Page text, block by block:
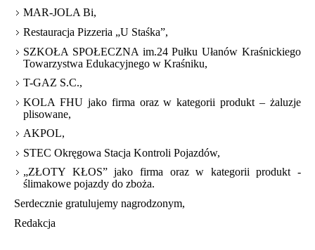
MAR-JOLA Bi,
Restauracja Pizzeria „U Staśka”,
SZKOŁA SPOŁECZNA im.24 Pułku Ułanów Kraśnickiego
Towarzystwa Edukacyjnego w Kraśniku,
T-GAZ S.C.,
KOLA FHU jako firma oraz w kategorii produkt – żaluzje
plisowane,
AKPOL,
STEC Okręgowa Stacja Kontroli Pojazdów,
„ZŁOTY KŁOS” jako firma oraz w kategorii produkt -
ślimakowe pojazdy do zboża.
Serdecznie gratulujemy nagrodzonym,
Redakcja